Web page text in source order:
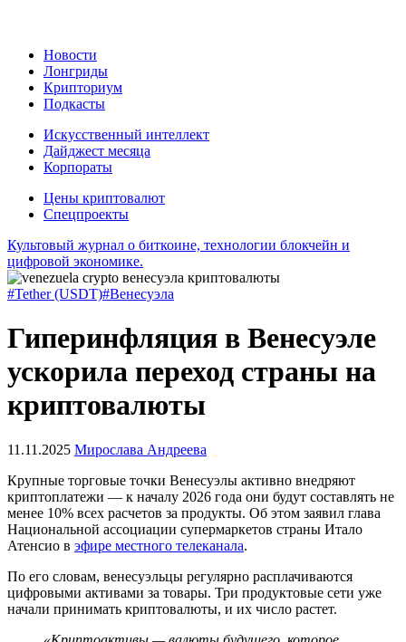
Новости
Лонгриды
Крипториум
Подкасты
Искусственный интеллект
Дайджест месяца
Корпораты
Цены криптовалют
Спецпроекты
Культовый журнал о биткоине, технологии блокчейн и
цифровой экономике.
#Tether (USDT)#Венесуэла
Гиперинфляция в Венесуэле
ускорила переход страны на
криптовалюты
11.11.2025 Мирослава Андреева
Крупные торговые точки Венесуэлы активно внедряют
криптоплатежи — к началу 2026 года они будут составлять не
менее 10% всех расчетов за продукты. Об этом заявил глава
Национальной ассоциации супермаркетов страны Итало
Атенсио в эфире местного телеканала.
По его словам, венесуэльцы регулярно расплачиваются
цифровыми активами за товары. Три продуктовые сети уже
начали принимать криптовалюты, и их число растет.